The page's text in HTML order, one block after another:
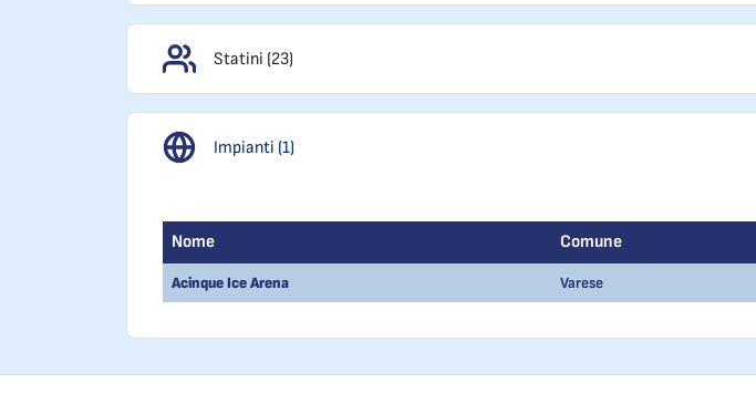
Statini (23)
Impianti (1)
Nome Comune
Acinque Ice Arena Varese